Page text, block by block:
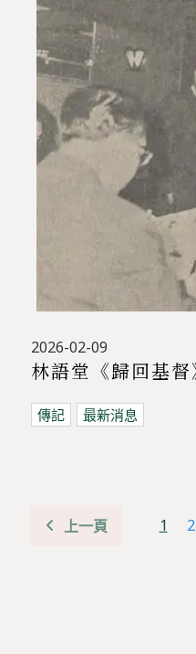
2026-02-09
傳記 最新消息
上一頁 1 2